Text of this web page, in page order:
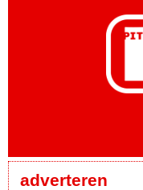
adverteren